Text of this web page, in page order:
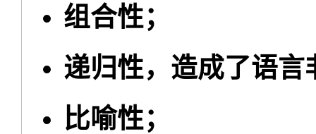
组合性；
递归性，造成了语言
比喻性；